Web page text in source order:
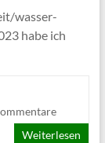
wasser-
habe ich
Weiterlesen